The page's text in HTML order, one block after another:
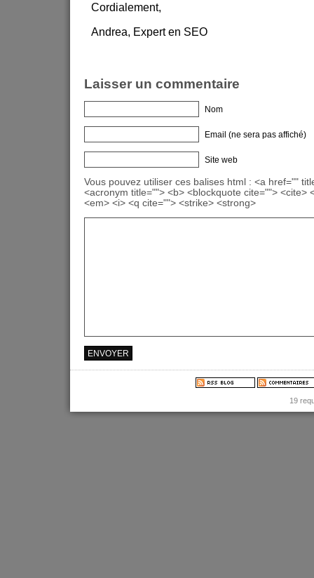
Cordialement,
Andrea, Expert en SEO
Laisser un commentaire
Nom
Email (ne sera pas affiché)
Site web
Vous pouvez utiliser ces balises html : <a href=""
<acronym title=""> <b> <blockquote cite=""> <cite>
<em> <i> <q cite=""> <strike> <strong>
19